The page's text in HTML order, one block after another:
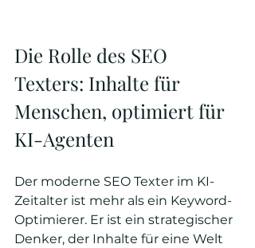
Die Rolle des SEO
Texters: Inhalte für
Menschen, optimiert für
KI-Agenten
Der moderne SEO Texter im KI-
Zeitalter ist mehr als ein Keyword-
Optimierer. Er ist ein strategischer
Denker, der Inhalte für eine Welt